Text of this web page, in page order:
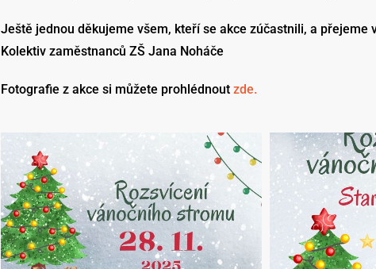
Ještě jednou děkujeme všem, kteří se akce zúčastnili, a přejeme
Kolektiv zaměstnanců ZŠ Jana Noháče
Fotografie z akce si můžete prohlédnout zde.